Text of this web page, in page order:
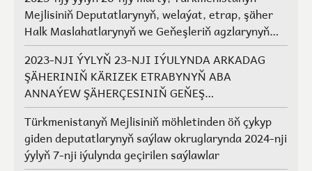
Mejlisiniň Deputatlarynyň, welaýat, etrap, şäher
Halk Maslahatlarynyň we Geňeşleriň agzlarynyň
saýlawlary
2023-NJI ÝYLYŇ 23-NJI IÝULYNDA ARKADAG
ŞÄHERINIŇ KÄRIZEK ETRABYNYŇ ABA
ANNAÝEW ŞÄHERÇESINIŇ GEŇEŞ
AGZALARYNYŇ SAÝLAWLARY
Türkmenistanyň Mejlisiniň möhletinden öň çykyp
giden deputatlarynyň saýlaw okruglarynda 2024-nji
ýylyň 7-nji iýulynda geçirilen saýlawlar